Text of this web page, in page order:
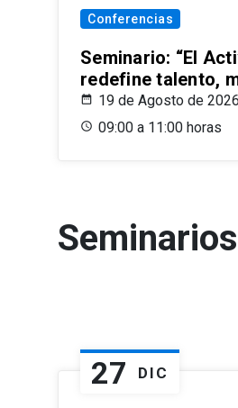
Conferencias
Seminario: “El
redefine talento,
19 de Agosto de 2026
09:00 a 11:00 horas
Seminarios
27 DIC